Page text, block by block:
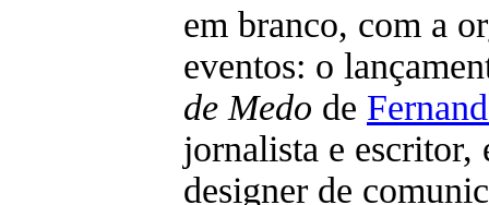
em branco, com a
eventos: o
de Medo de
jornalista e escritor,
designer de